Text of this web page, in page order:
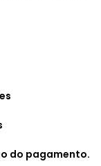
do pagamento.